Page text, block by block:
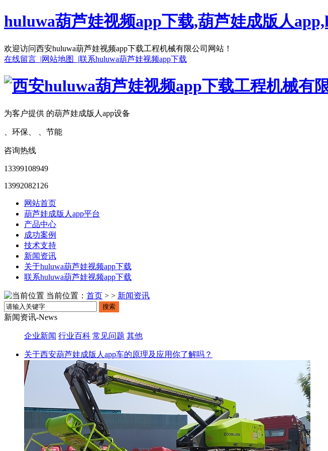
huluwa葫芦娃视频app下载,葫芦娃成版人
欢迎访问西安huluwa葫芦娃视频app下载工程机械有限公司网站！
在线留言 |网站地图 |联系huluwa葫芦娃视频app下载
为客户提供 的葫芦娃成版人app设备
、环保、 、节能
咨询热线
13399108949
13992082126
网站首页
葫芦娃成版人app平台
产品中心
成功案例
技术支持
新闻资讯
关于huluwa葫芦娃视频app下载
联系huluwa葫芦娃视频app下载
当前位置： 首页 > > 新闻资讯
搜索
新闻资讯-News
企业新闻 行业百科 常见问题 其他
关于西安葫芦娃成版人app车的原理及应用你了解吗？